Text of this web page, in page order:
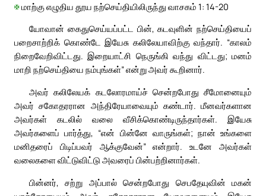
✠மாற்கு எழுதிய தூய நற்செய்தியிலிருந்து வாசகம் 1: 14-20
யோவான் கைதுசெய்யப்பட்ட பின், கடவுளின் நற்செய்தியைப்
பறைசாற்றிக் கொண்டே இயேசு கலிலேயாவிற்கு வந்தார். “காலம்
நிறைவேறிவிட்டது. இறையாட்சி நெருங்கி வந்து விட்டது; மனம்
மாறி நற்செய்தியை நம்புங்கள்” என்று அவர் கூறினார்.
அவர் கலிலேயக் கடலோரமாய்ச் சென்றபோது சீமோனையும்
அவர் சகோதரரான அந்திரேயாவையும் கண்டார். மீனவர்களான
அவர்கள் கடலில் வலை வீசிக்கொண்டிருந்தார்கள். இயேசு
அவர்களைப் பார்த்து, “என் பின்னே வாருங்கள்; நான் உங்களை
மனிதரைப் பிடிப்பவர் ஆக்குவேன்” என்றார். உடனே அவர்கள்
வலைகளை விட்டுவிட்டு அவரைப் பின்பற்றினார்கள்.
பின்னர், சற்று அப்பால் சென்றபோது செபதேயுவின் மகன்